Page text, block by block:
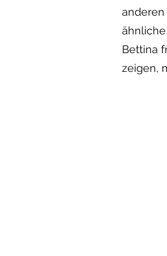
Bettina
zeigen,